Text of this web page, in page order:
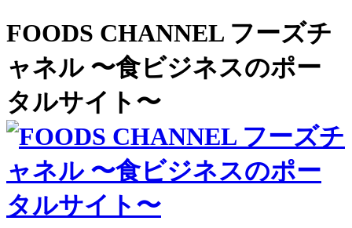
FOODS CHANNEL フーズチ
ャネル 〜食ビジネスのポー
タルサイト〜